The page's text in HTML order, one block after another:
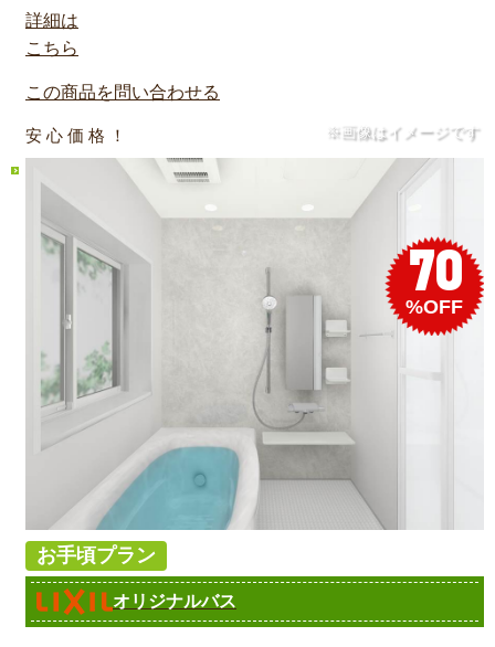
※画像はイメージです
詳細は
こちら
この商品を問い合わせる
安 心 価 格 ！
70
%OFF
お手頃プラン
オリジナルバス